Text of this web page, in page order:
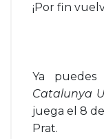
¡Por fin
Ya
Catalunya
juega el 8
Prat.